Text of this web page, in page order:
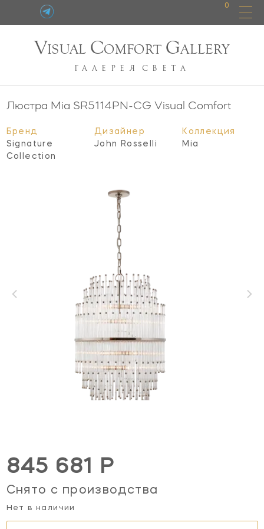
0
VISUAL COMFORT GALLERY
ГАЛЕРЕЯ СВЕТА
Люстра Mia SR5114PN-CG Visual Comfort
Бренд
Signature
Collection
Дизайнер
John Rosselli
Коллекция
Mia
845 681 Р
Снято с производства
Нет в наличии